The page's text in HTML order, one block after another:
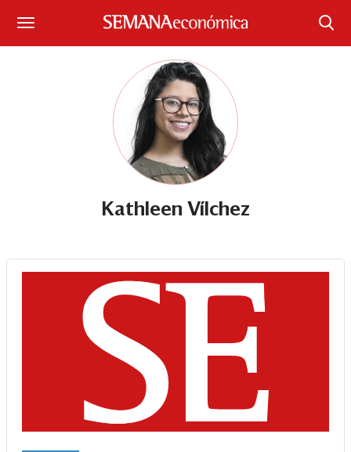
¿Qué está pasando?
Sectores y Empresas
Economía y Finanzas
Legal y Política
Ranking CEO
Kathleen Vílchez